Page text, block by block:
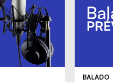
BALADO